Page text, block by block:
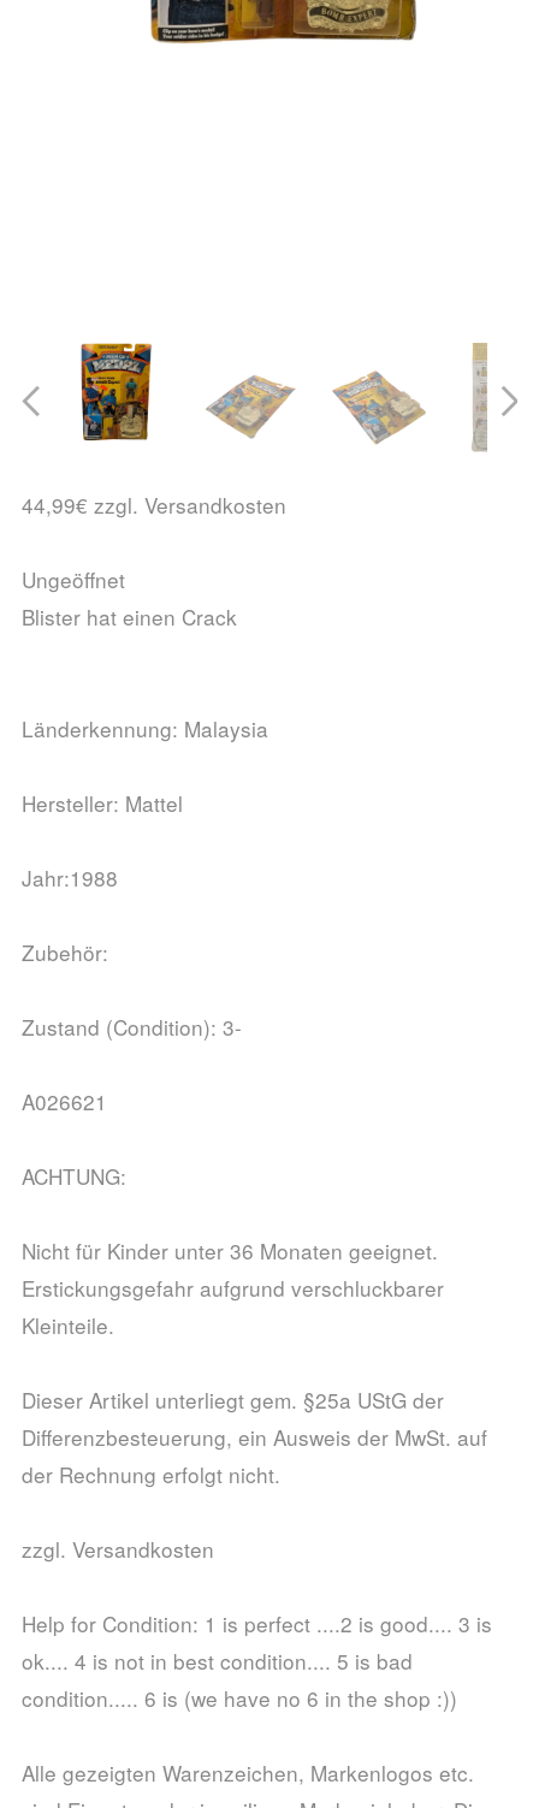
44,99€ zzgl. Versandkosten
Ungeöffnet
Blister hat einen Crack
Länderkennung: Malaysia
Hersteller: Mattel
Jahr:1988
Zubehör:
Zustand (Condition): 3-
A026621
ACHTUNG:
Nicht für Kinder unter 36 Monaten geeignet.
Erstickungsgefahr aufgrund verschluckbarer
Kleinteile.
Dieser Artikel unterliegt gem. §25a UStG der
Differenzbesteuerung, ein Ausweis der MwSt. auf
der Rechnung erfolgt nicht.
zzgl. Versandkosten
Help for Condition: 1 is perfect ....2 is good.... 3 is
ok.... 4 is not in best condition.... 5 is bad
condition..... 6 is (we have no 6 in the shop :))
Alle gezeigten Warenzeichen, Markenlogos etc.